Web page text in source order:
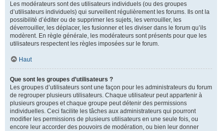
Les modérateurs sont des utilisateurs individuels (ou des groupes
d’utilisateurs individuels) qui surveillent régulièrement les forums. Ils ont la
possibilité d’éditer ou de supprimer les sujets, les verrouiller, les
déverrouiller, les déplacer, les fusionner et les diviser dans le forum qu’ils
modèrent. En règle générale, les modérateurs sont présents pour que les
utilisateurs respectent les règles imposées sur le forum.
Haut
Que sont les groupes d’utilisateurs ?
Les groupes d’utilisateurs sont une façon pour les administrateurs du forum
de regrouper plusieurs utilisateurs. Chaque utilisateur peut appartenir à
plusieurs groupes et chaque groupe peut détenir des permissions
individuelles. Ceci facilite les tâches aux administrateurs qui pourront
modifier les permissions de plusieurs utilisateurs en une seule fois, ou
encore leur accorder des pouvoirs de modération, ou bien leur donner